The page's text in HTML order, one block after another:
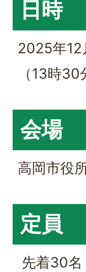
日時
2025年
（13時30
会場
高岡市役
定員
先着30名